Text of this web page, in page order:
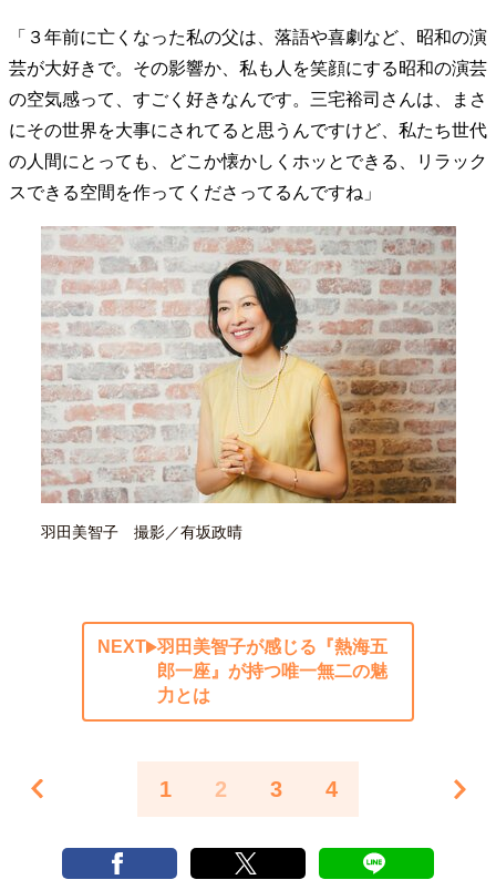
「３年前に亡くなった私の父は、落語や喜劇など、昭和の演
芸が大好きで。その影響か、私も人を笑顔にする昭和の演芸
の空気感って、すごく好きなんです。三宅裕司さんは、まさ
にその世界を大事にされてると思うんですけど、私たち世代
の人間にとっても、どこか懐かしくホッとできる、リラック
スできる空間を作ってくださってるんですね」
羽田美智子 撮影／有坂政晴
NEXT
羽田美智子が感じる『熱海五
郎一座』が持つ唯一無二の魅
力とは
1 2 3 4